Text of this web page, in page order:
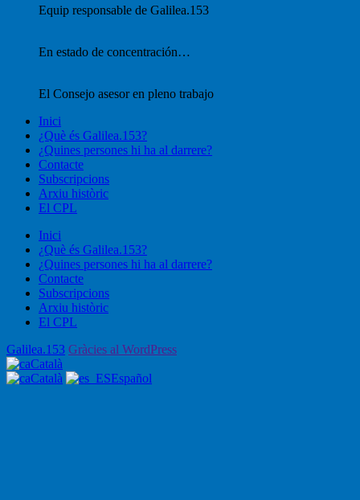
Equip responsable de Galilea.153
En estado de concentración…
El Consejo asesor en pleno trabajo
Inici
¿Què és Galilea.153?
¿Quines persones hi ha al darrere?
Contacte
Subscripcions
Arxiu històric
El CPL
Inici
¿Què és Galilea.153?
¿Quines persones hi ha al darrere?
Contacte
Subscripcions
Arxiu històric
El CPL
Galilea.153 Gràcies al WordPress
Català
Català
Español